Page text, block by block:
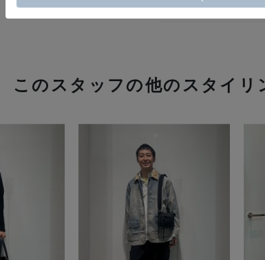
このスタッフの他のスタイリ